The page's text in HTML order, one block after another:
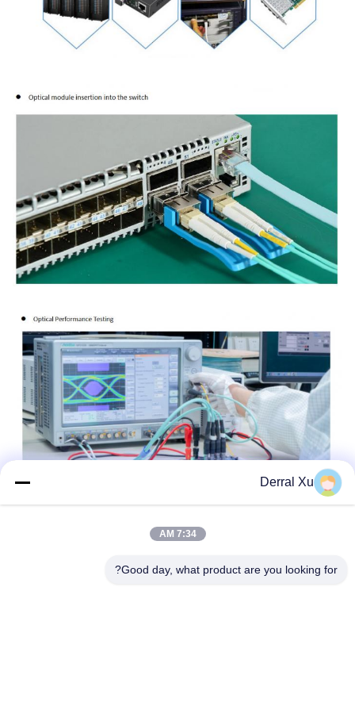
Derral Xu
7:34 AM
Good day, what product are you looking for?